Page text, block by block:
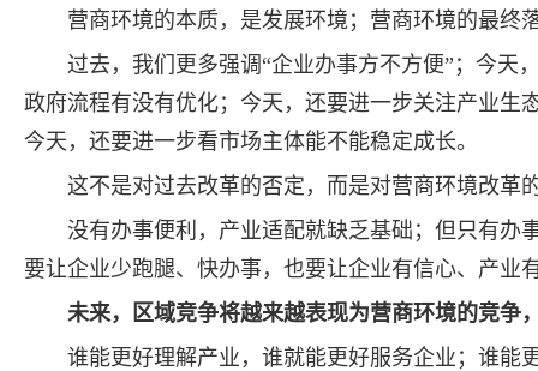
营商环境的本质，是发展环境；营商环境的最终
过去，我们更多强调“企业办事方不方便”；今天
政府流程有没有优化；今天，还要进一步关注产业生
今天，还要进一步看市场主体能不能稳定成长。
这不是对过去改革的否定，而是对营商环境改革
没有办事便利，产业适配就缺乏基础；但只有办
要让企业少跑腿、快办事，也要让企业有信心、产业
未来，区域竞争将越来越表现为营商环境的竞争
谁能更好理解产业，谁就能更好服务企业；谁能